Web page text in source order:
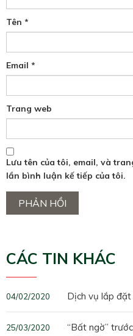
Tên *
Email *
Trang web
Lưu tên của tôi, email, và
lần bình luận kế tiếp của tôi.
CÁC TIN KHÁC
Dịch vụ lắp
04/02/2020
“Bất ngờ”
25/03/2020